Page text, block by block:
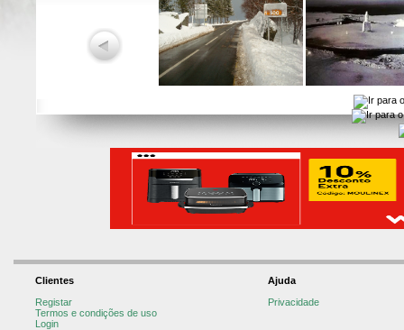
Clientes
Registar
Termos e condições de uso
Login
Ajuda
Privacidade